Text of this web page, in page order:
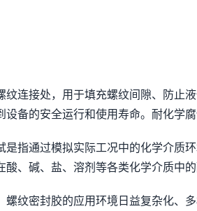
纹连接处，用于填充螺纹间隙、防止
设备的安全运行和使用寿命。耐化学
是指通过模拟实际工况中的化学介质
、碱、盐、溶剂等各类化学介质中
螺纹密封胶的应用环境日益复杂化、